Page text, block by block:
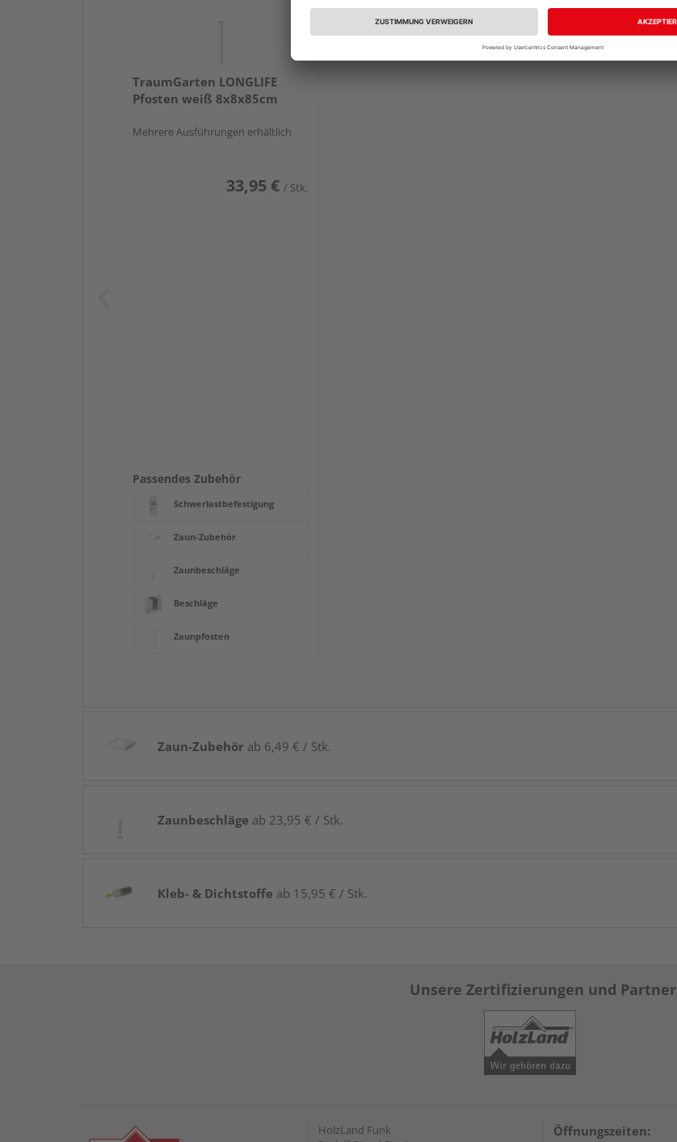
TraumGarten LONGLIFE
Pfosten weiß 8x8x85cm
Mehrere Ausführungen erhältlich
33,95 € / Stk.
Passendes Zubehör
Schwerlastbefestigung
Zaun-Zubehör
Zaunbeschläge
Beschläge
Zaunpfosten
Zaun-Zubehör ab 6,49 € / Stk.
Zaunbeschläge ab 23,95 € / Stk.
Kleb- & Dichtstoffe ab 15,95 € / Stk.
Unsere Zertifizierungen und Partner
HolzLand Funk
Öffnungszeiten: